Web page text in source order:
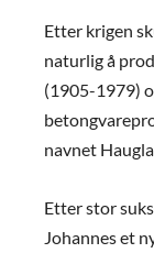
Etter krigen
naturlig å
(1905-1979)
navnet
Etter stor
Johannes et